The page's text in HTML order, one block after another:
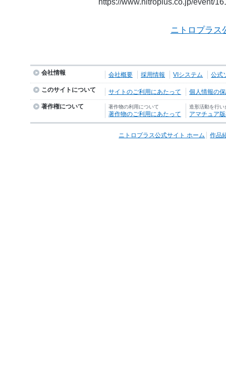
ニトロプラス
会社情報 会社概要 採用情報 VIシステム 公式
このサイトについて サイトのご利用にあたって 個人情報の
著作権について 著作物の利用について
著作物のご利用にあたって
造形活動を行い
アマチュア
ニトロプラス公式サイト ホーム 作品